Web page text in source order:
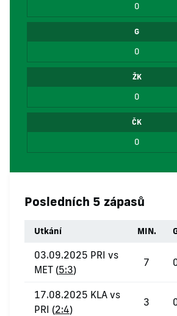
0
G
0
ŽK
0
ČK
0
Posledních 5 zápasů
Utkání MIN.
03.09.2025 PRI vs
MET (5:3)
7
17.08.2025 KLA vs
PRI (2:4)
3